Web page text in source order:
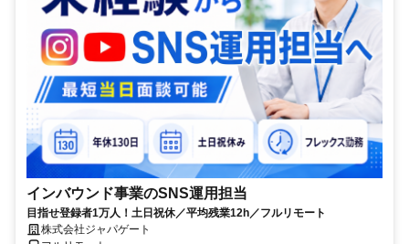
インバウンド事業のSNS運用担当
目指せ登録者1万人！土日祝休／平均残業12h／フルリモート
株式会社ジャパゲート